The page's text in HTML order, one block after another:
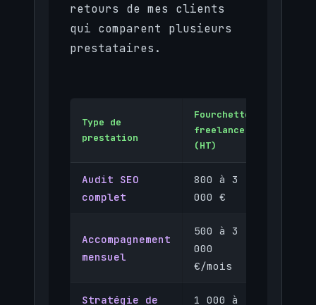
retours de mes clients
qui comparent plusieurs
prestataires.
Type de
prestation
Fourchette
freelance
(HT)
Audit SEO
complet
800 à 3
000 €
Accompagnement
mensuel
500 à 3
000
€/mois
Stratégie de
1 000 à